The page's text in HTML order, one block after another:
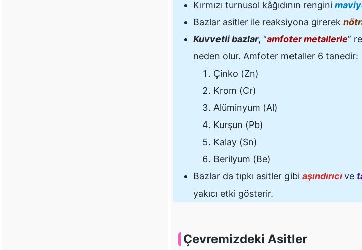
Kırmızı turnusol kâğıdının rengini
Bazlar asitler ile reaksiyona girerek
Kuvvetli bazlar, “amfoter metallerle”
neden olur. Amfoter metaller 6 tanedir:
Çinko (Zn)
Krom (Cr)
Alüminyum (Al)
Kurşun (Pb)
Kalay (Sn)
Berilyum (Be)
Bazlar da tıpkı asitler gibi aşındırıcıve
yakıcı etki gösterir.
Çevremizdeki Asitler